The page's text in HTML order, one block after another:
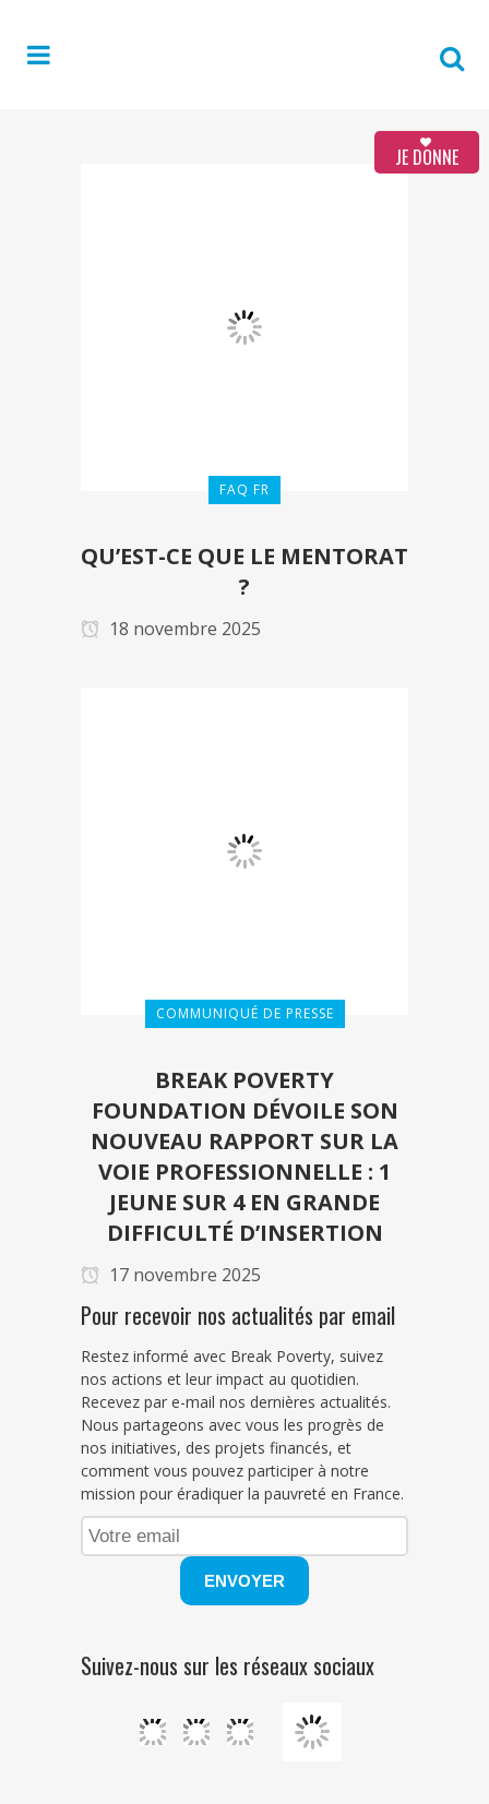
JE DONNE
FAQ FR
QU’EST-CE QUE LE MENTORAT
?
18 novembre 2025
COMMUNIQUÉ DE PRESSE
BREAK POVERTY
FOUNDATION DÉVOILE SON
NOUVEAU RAPPORT SUR LA
VOIE PROFESSIONNELLE : 1
JEUNE SUR 4 EN GRANDE
DIFFICULTÉ D’INSERTION
17 novembre 2025
Pour recevoir nos actualités par email
Restez informé avec Break Poverty, suivez
nos actions et leur impact au quotidien.
Recevez par e-mail nos dernières actualités.
Nous partageons avec vous les progrès de
nos initiatives, des projets financés, et
comment vous pouvez participer à notre
mission pour éradiquer la pauvreté en France.
Suivez-nous sur les réseaux sociaux